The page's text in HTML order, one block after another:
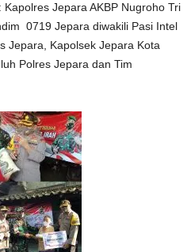
Jepara AKBP Nugroho Tri
0719 Jepara diwakili Pasi Intel
Jepara, Kapolsek Jepara Kota
Polres Jepara dan Tim